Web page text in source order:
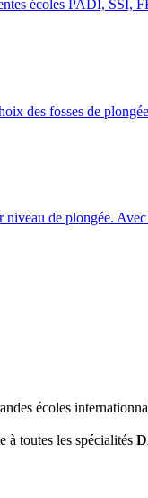
écoles
à toutes les spécialités